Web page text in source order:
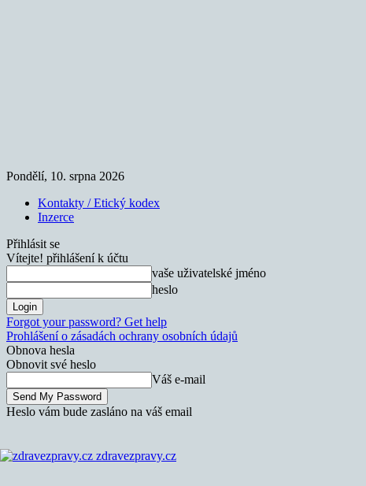
Pondělí, 10. srpna 2026
Kontakty / Etický kodex
Inzerce
Přihlásit se
Vítejte! přihlášení k účtu
vaše uživatelské jméno
heslo
Forgot your password? Get help
Prohlášení o zásadách ochrany osobních údajů
Obnova hesla
Obnovit své heslo
Váš e-mail
Heslo vám bude zasláno na váš email
zdravezpravy.cz